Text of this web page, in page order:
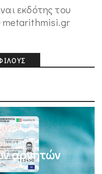
εκδότης του
metarithmisi.gr
αρνητών